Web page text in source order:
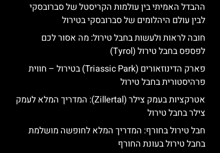
ההבדל האמיתי בין עולמות הקריסטל של סברובסקי
לבין עולם היהלומים של סברובסקי בטירול
חובה לראות ולעשות בחבל טירול: מה אסור לכם
לפספס בחבל טירול (Tyrol)
פארק הדינוזאורים (Triassic Park) בטירול – חווית
פרהיסטורית בחבל טירול
אטרקציות בעמק צילר (Zillertal): המדריך המלא לעמק
צילר בחבל טירול
חבל טירול בחורף: המדריך המלא לחופשה מושלמת
בחבל טירול בעונת החורף